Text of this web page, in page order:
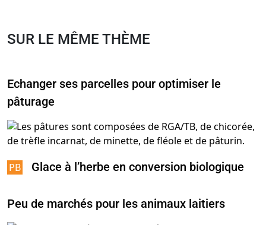
SUR LE MÊME THÈME
Echanger ses parcelles pour optimiser le
pâturage
Glace à l’herbe en conversion biologique
Peu de marchés pour les animaux laitiers